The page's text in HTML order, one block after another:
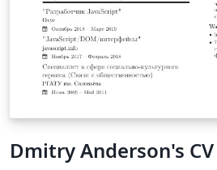
Dmitry Anderson's CV